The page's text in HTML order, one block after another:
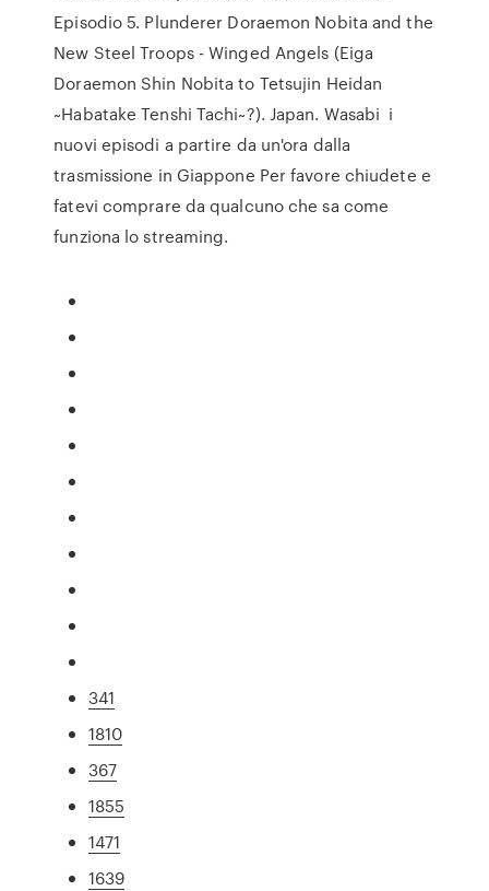
Episodio 5. Plunderer Doraemon Nobita and the
New Steel Troops - Winged Angels (Eiga
Doraemon Shin Nobita to Tetsujin Heidan
~Habatake Tenshi Tachi~?). Japan. Wasabi i
nuovi episodi a partire da un'ora dalla
trasmissione in Giappone Per favore chiudete e
fatevi comprare da qualcuno che sa come
funziona lo streaming.
341
1810
367
1855
1471
1639